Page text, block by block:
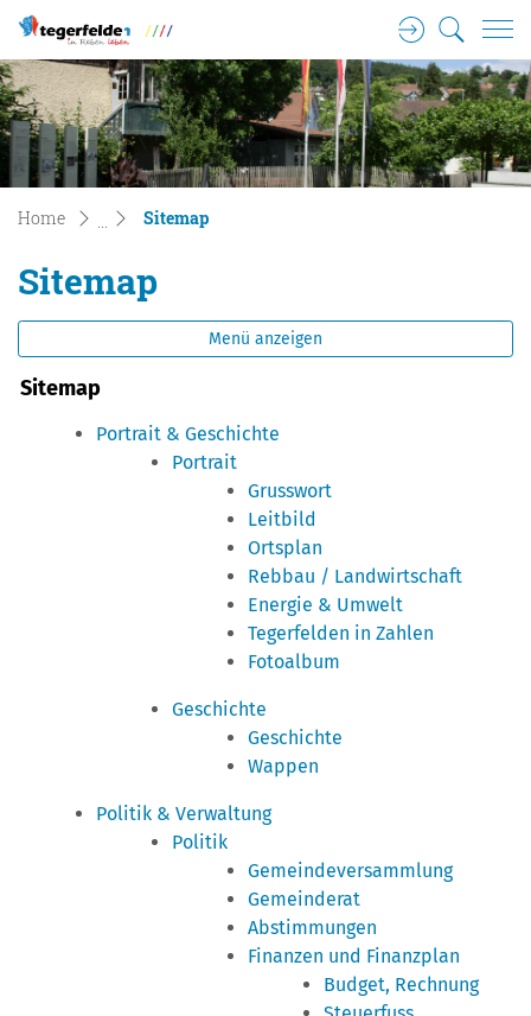
zur Startseite
Direkt zur Hauptnavigation
Direkt zum Inhalt
Direkt zur Suche
Direkt zum Stichwortverzeichnis
Tegerfelden Gemeinde Wappen
LoginSuche
Home Sitemap(ausgewählt)
Sitemap
Menü anzeigen
Sitemap
Portrait & Geschichte
Portrait
Grusswort
Leitbild
Ortsplan
Rebbau / Landwirtschaft
Energie & Umwelt
Tegerfelden in Zahlen
Fotoalbum
Geschichte
Geschichte
Wappen
Politik & Verwaltung
Politik
Gemeindeversammlung
Gemeinderat
Abstimmungen
Finanzen und Finanzplan
Budget, Rechnung